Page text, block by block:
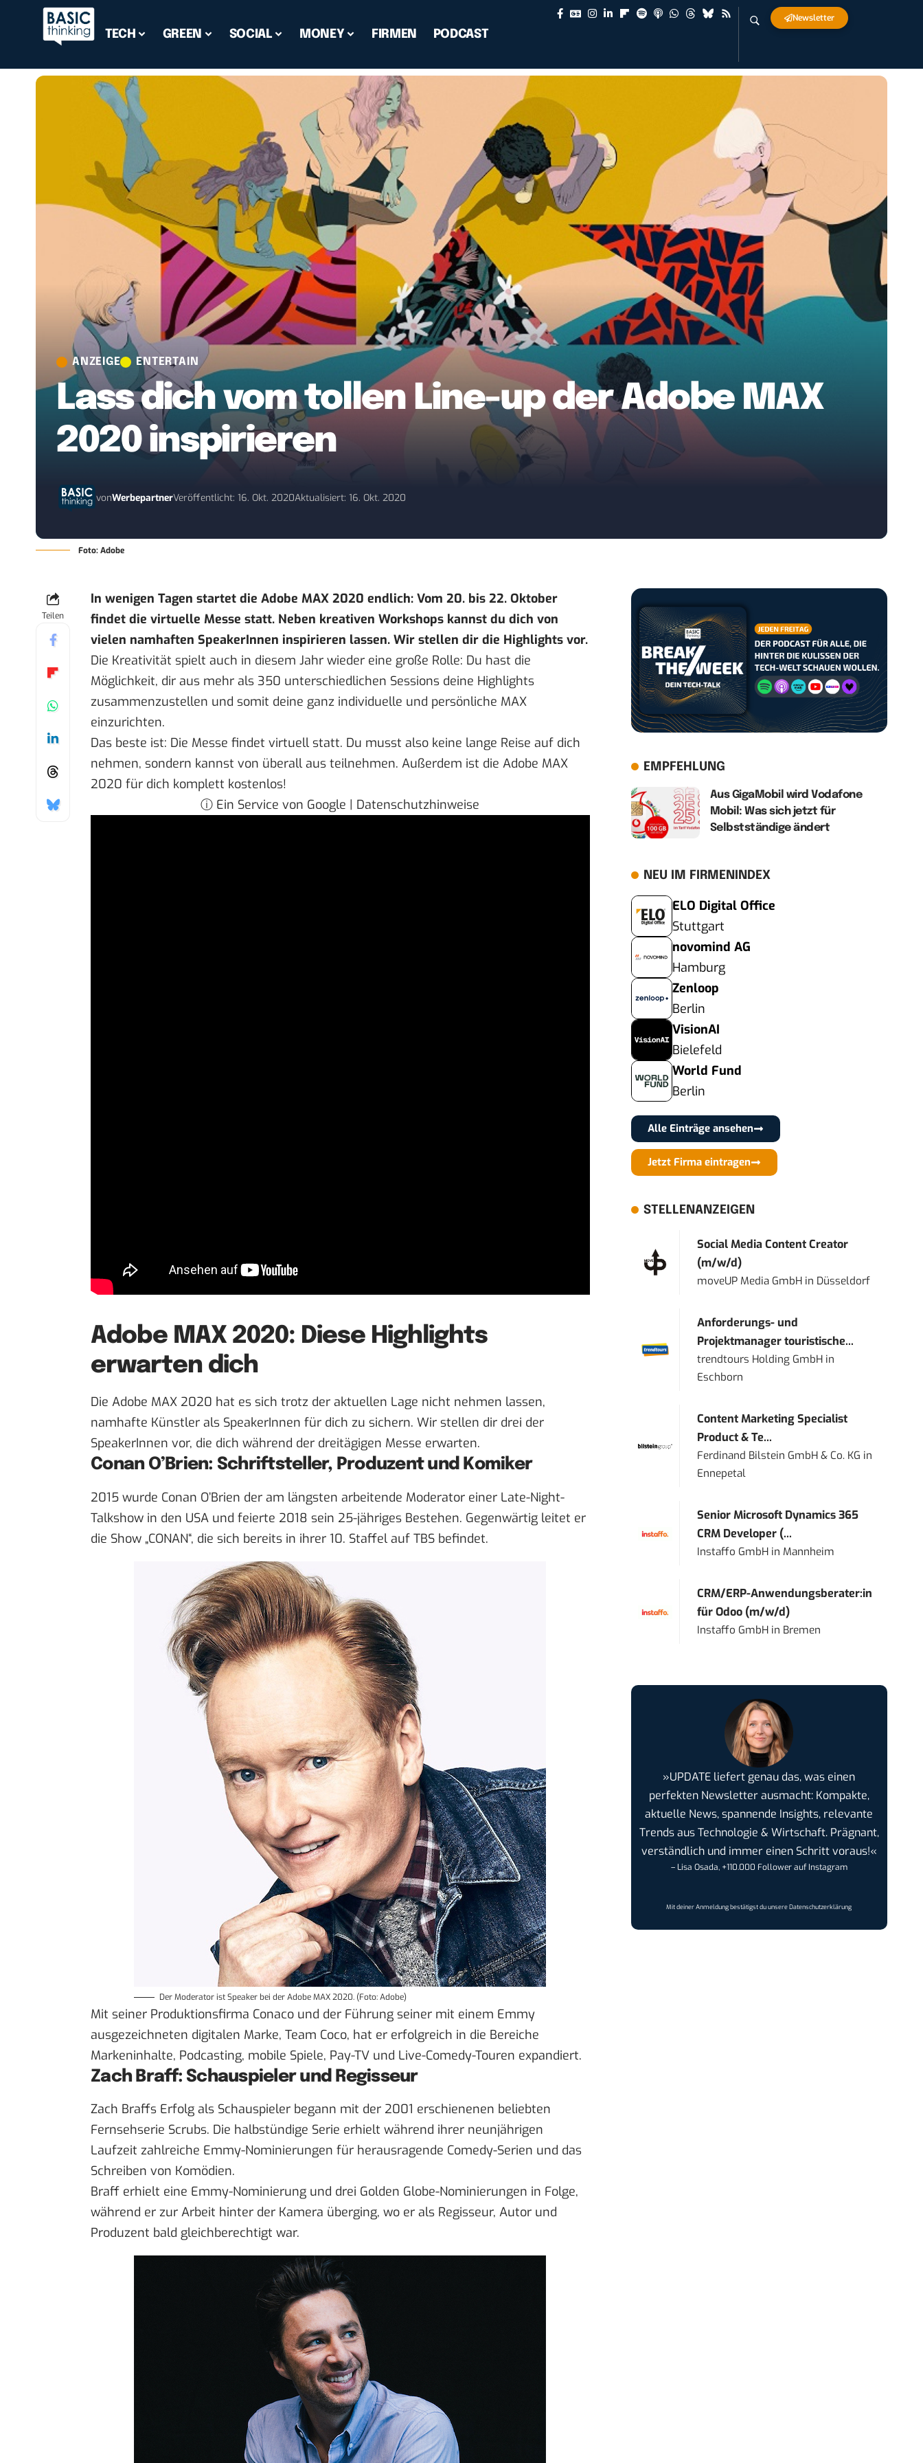
TECH GREEN SOCIAL MONEY FIRMEN PODCAST
Newsletter
ANZEIGE ENTERTAIN
Lass dich vom tollen Line-up der Adobe MAX
2020 inspirieren
vonWerbepartnerVeröffentlicht: 16. Okt. 2020Aktualisiert: 16. Okt. 2020
Foto: Adobe
Teilen
In wenigen Tagen startet die Adobe MAX 2020 endlich: Vom 20. bis 22. Oktober
findet die virtuelle Messe statt. Neben kreativen Workshops kannst du dich von
vielen namhaften SpeakerInnen inspirieren lassen. Wir stellen dir die Highlights vor.
Die Kreativität spielt auch in diesem Jahr wieder eine große Rolle: Du hast die
Möglichkeit, dir aus mehr als 350 unterschiedlichen Sessions deine Highlights
zusammenzustellen und somit deine ganz individuelle und persönliche MAX
einzurichten.
Das beste ist: Die Messe findet virtuell statt. Du musst also keine lange Reise auf dich
nehmen, sondern kannst von überall aus teilnehmen. Außerdem ist die Adobe MAX
2020 für dich komplett kostenlos!
ⓘ Ein Service von Google | Datenschutzhinweise
Adobe MAX 2020: Diese Highlights
erwarten dich
Die Adobe MAX 2020 hat es sich trotz der aktuellen Lage nicht nehmen lassen,
namhafte Künstler als SpeakerInnen für dich zu sichern. Wir stellen dir drei der
SpeakerInnen vor, die dich während der dreitägigen Messe erwarten.
Conan O’Brien: Schriftsteller, Produzent und Komiker
2015 wurde Conan O’Brien der am längsten arbeitende Moderator einer Late-Night-
Talkshow in den USA und feierte 2018 sein 25-jähriges Bestehen. Gegenwärtig leitet er
die Show „CONAN“, die sich bereits in ihrer 10. Staffel auf TBS befindet.
Der Moderator ist Speaker bei der Adobe MAX 2020. (Foto: Adobe)
Mit seiner Produktionsfirma Conaco und der Führung seiner mit einem Emmy
ausgezeichneten digitalen Marke, Team Coco, hat er erfolgreich in die Bereiche
Markeninhalte, Podcasting, mobile Spiele, Pay-TV und Live-Comedy-Touren expandiert.
Zach Braff: Schauspieler und Regisseur
Zach Braffs Erfolg als Schauspieler begann mit der 2001 erschienenen beliebten
Fernsehserie Scrubs. Die halbstündige Serie erhielt während ihrer neunjährigen
Laufzeit zahlreiche Emmy-Nominierungen für herausragende Comedy-Serien und das
Schreiben von Komödien.
Braff erhielt eine Emmy-Nominierung und drei Golden Globe-Nominierungen in Folge,
während er zur Arbeit hinter der Kamera überging, wo er als Regisseur, Autor und
Produzent bald gleichberechtigt war.
EMPFEHLUNG
Aus GigaMobil wird Vodafone
Mobil: Was sich jetzt für
Selbstständige ändert
NEU IM FIRMENINDEX
ELO Digital Office
Stuttgart
novomind AG
Hamburg
Zenloop
Berlin
VisionAI
Bielefeld
World Fund
Berlin
Alle Einträge ansehen
Jetzt Firma eintragen
STELLENANZEIGEN
Social Media Content Creator
(m/w/d)
moveUP Media GmbH in Düsseldorf
Anforderungs- und
Projektmanager touristische...
trendtours Holding GmbH in
Eschborn
Content Marketing Specialist
Product & Te...
Ferdinand Bilstein GmbH & Co. KG in
Ennepetal
Senior Microsoft Dynamics 365
CRM Developer (...
Instaffo GmbH in Mannheim
CRM/ERP-Anwendungsberater:in
für Odoo (m/w/d)
Instaffo GmbH in Bremen
»UPDATE liefert genau das, was einen
perfekten Newsletter ausmacht: Kompakte,
aktuelle News, spannende Insights, relevante
Trends aus Technologie & Wirtschaft. Prägnant,
verständlich und immer einen Schritt voraus!«
– Lisa Osada, +110.000 Follower auf Instagram
Mit deiner Anmeldung bestätigst du unsereDatenschutzerklärung